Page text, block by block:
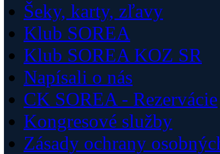
Šeky, karty, zľavy
Klub SOREA
Klub SOREA KOZ SR
Napísali o nás
CK SOREA - Rezervácie
Kongresové služby
Zásady ochrany